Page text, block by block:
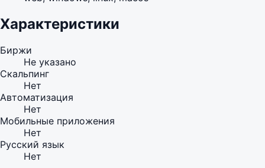
Характеристики
Биржи
Не указано
Скальпинг
Нет
Автоматизация
Нет
Мобильные приложения
Нет
Русский язык
Нет